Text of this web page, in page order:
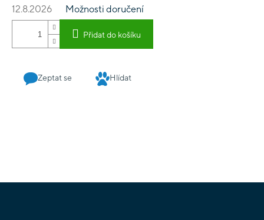
12.8.2026 Možnosti doručení
Přidat do košíku
Zeptat se Hlídat